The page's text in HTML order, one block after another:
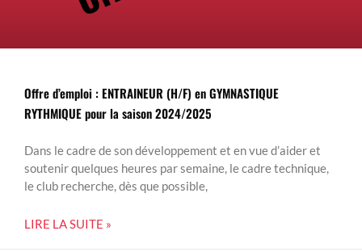
Offre d’emploi : ENTRAINEUR (H/F) en GYMNASTIQUE
RYTHMIQUE pour la saison 2024/2025
Dans le cadre de son développement et en vue d’aider et
soutenir quelques heures par semaine, le cadre technique,
le club recherche, dès que possible,
LIRE LA SUITE »